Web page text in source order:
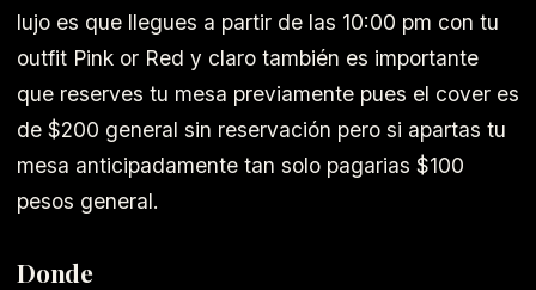
lujo es que llegues a partir de las 10:00 pm con tu
outfit Pink or Red y claro también es importante
que reserves tu mesa previamente pues el cover es
de $200 general sin reservación pero si apartas tu
mesa anticipadamente tan solo pagarias $100
pesos general.
Donde